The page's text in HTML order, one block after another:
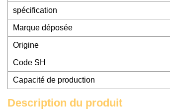
spécification
Marque déposée
Origine
Code SH
Capacité de production
Description du produit